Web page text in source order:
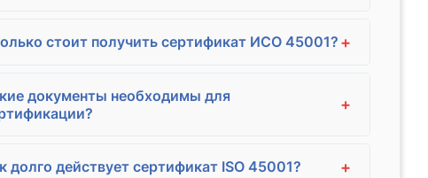
стоит получить сертификат ИСО 45001? +
документы необходимы для
+
долго действует сертификат ISO 45001? +